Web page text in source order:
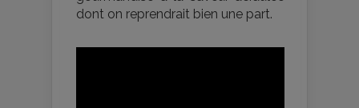
dont on reprendrait bien une part.